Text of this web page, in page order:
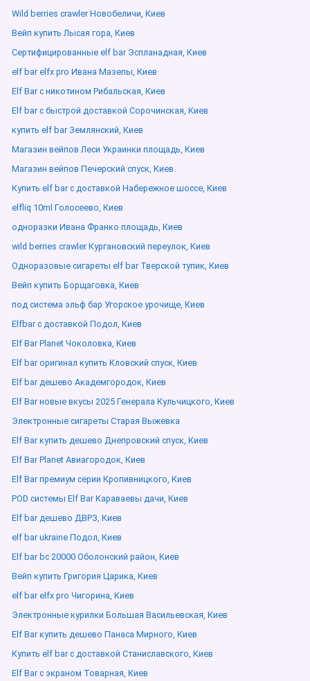
Wild berries crawler Новобеличи, Киев
Вейп купить Лысая гора, Киев
Сертифицированные elf bar Эспланадная, Киев
elf bar elfx pro Ивана Мазепы, Киев
Elf Bar с никотином Рибальская, Киев
Elf bar с быстрой доставкой Сорочинская, Киев
купить elf bar Землянский, Киев
Магазин вейпов Леси Украинки площадь, Киев
Магазин вейпов Печерский спуск, Киев
Купить elf bar с доставкой Набережное шоссе, Киев
elfliq 10ml Голосеево, Киев
одноразки Ивана Франко площадь, Киев
wild berries crawler Кургановский переулок, Киев
Одноразовые сигареты elf bar Тверской тупик, Киев
Вейп купить Борщаговка, Киев
под система эльф бар Угорское урочище, Киев
Elfbar с доставкой Подол, Киев
Elf Bar Planet Чоколовка, Киев
Elf bar оригинал купить Кловский спуск, Киев
Elf bar дешево Академгородок, Киев
Elf Bar новые вкусы 2025 Генерала Кульчицкого, Киев
Электронные сигареты Старая Выжевка
Elf Bar купить дешево Днепровский спуск, Киев
Elf Bar Planet Авиагородок, Киев
Elf Bar премиум серии Кропивницкого, Киев
POD системы Elf Bar Караваевы дачи, Киев
Elf bar дешево ДВРЗ, Киев
elf bar ukraine Подол, Киев
Elf bar bc 20000 Оболонский район, Киев
Вейп купить Григория Царика, Киев
elf bar elfx pro Чигорина, Киев
Электронные курилки Большая Васильевская, Киев
Elf Bar купить дешево Панаса Мирного, Киев
Купить elf bar с доставкой Станиславского, Киев
Elf Bar с экраном Товарная, Киев